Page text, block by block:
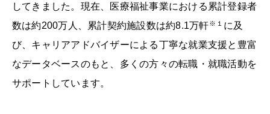
してきました。現在、医療福祉事業における累計登録者
数は約200万人、累計契約施設数は約8.1万軒※１ に及
び、キャリアアドバイザーによる丁寧な就業支援と豊富
なデータベースのもと、多くの方々の転職・就職活動を
サポートしています。